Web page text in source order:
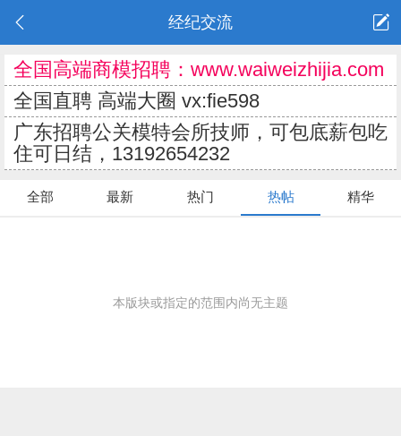
经纪交流
全国高端商模招聘：www.waiweizhijia.com
全国直聘 高端大圈 vx:fie598
广东招聘公关模特会所技师，可包底薪包吃
住可日结，13192654232
全部 最新 热门 热帖 精华
本版块或指定的范围内尚无主题